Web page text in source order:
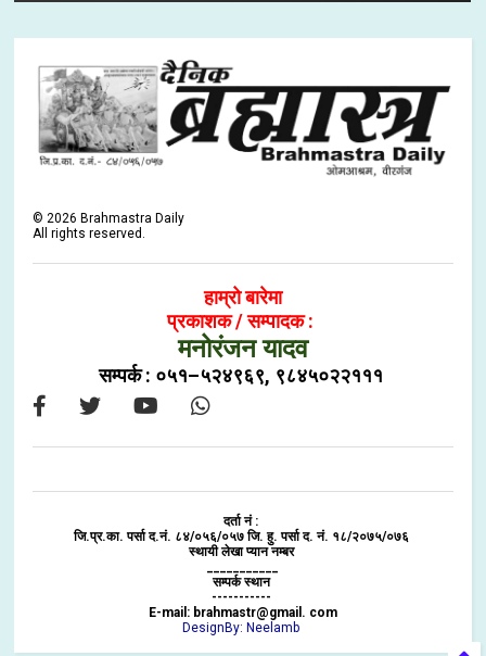
© 2026 Brahmastra Daily
All rights reserved.
हाम्रो बारेमा
प्रकाशक / सम्पादक :
मनोरंजन यादव
सम्पर्क : ०५१–५२४९६९, ९८४५०२२१११
दर्ता नं :
जि.प्र.का. पर्सा द.नं. ८४/०५६/०५७ जि. हु. पर्सा द. नं. १८/२०७५/०७६
स्थायी लेखा प्यान नम्बर
सम्पर्क स्थान
-----------
E-mail: brahmastr@gmail. com
DesignBy: Neelamb